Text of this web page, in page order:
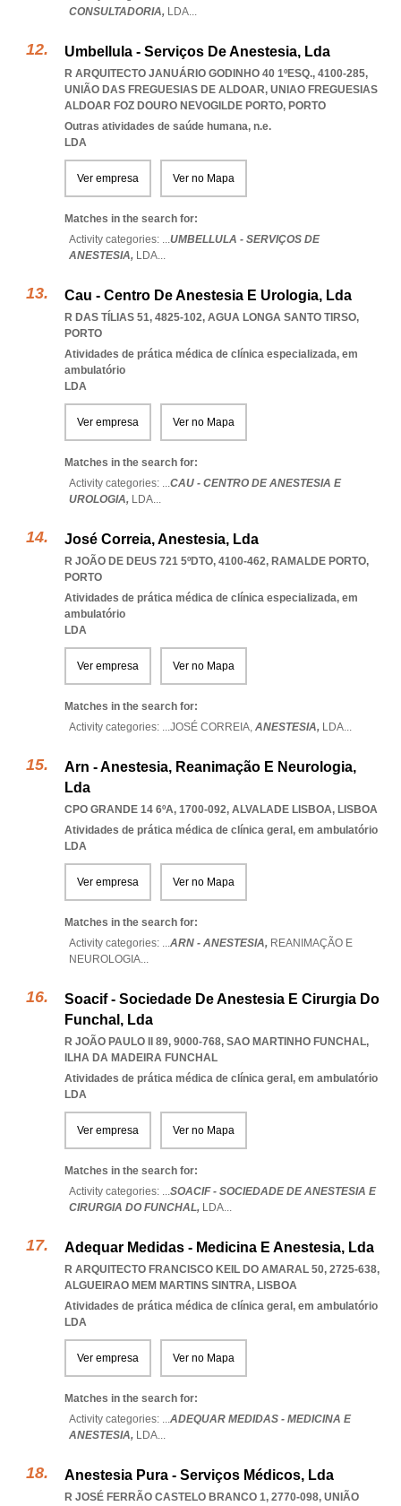
CONSULTADORIA, LDA...
Umbellula - Serviços De Anestesia, Lda
R ARQUITECTO JANUÁRIO GODINHO 40 1ºESQ., 4100-285,
UNIÃO DAS FREGUESIAS DE ALDOAR, UNIAO FREGUESIAS
ALDOAR FOZ DOURO NEVOGILDE PORTO, PORTO
Outras atividades de saúde humana, n.e.
LDA
Ver empresa Ver no Mapa
Matches in the search for:
Activity categories: ...UMBELLULA - SERVIÇOS DE
ANESTESIA, LDA...
Cau - Centro De Anestesia E Urologia, Lda
R DAS TÍLIAS 51, 4825-102, AGUA LONGA SANTO TIRSO,
PORTO
Atividades de prática médica de clínica especializada, em
ambulatório
LDA
Ver empresa Ver no Mapa
Matches in the search for:
Activity categories: ...CAU - CENTRO DE ANESTESIA E
UROLOGIA, LDA...
José Correia, Anestesia, Lda
R JOÃO DE DEUS 721 5ºDTO, 4100-462, RAMALDE PORTO,
PORTO
Atividades de prática médica de clínica especializada, em
ambulatório
LDA
Ver empresa Ver no Mapa
Matches in the search for:
Activity categories: ...JOSÉ CORREIA, ANESTESIA, LDA...
Arn - Anestesia, Reanimação E Neurologia,
Lda
CPO GRANDE 14 6ºA, 1700-092, ALVALADE LISBOA, LISBOA
Atividades de prática médica de clínica geral, em ambulatório
LDA
Ver empresa Ver no Mapa
Matches in the search for:
Activity categories: ...ARN - ANESTESIA, REANIMAÇÃO E
NEUROLOGIA...
Soacif - Sociedade De Anestesia E Cirurgia Do
Funchal, Lda
R JOÃO PAULO II 89, 9000-768, SAO MARTINHO FUNCHAL,
ILHA DA MADEIRA FUNCHAL
Atividades de prática médica de clínica geral, em ambulatório
LDA
Ver empresa Ver no Mapa
Matches in the search for:
Activity categories: ...SOACIF - SOCIEDADE DE ANESTESIA E
CIRURGIA DO FUNCHAL, LDA...
Adequar Medidas - Medicina E Anestesia, Lda
R ARQUITECTO FRANCISCO KEIL DO AMARAL 50, 2725-638,
ALGUEIRAO MEM MARTINS SINTRA, LISBOA
Atividades de prática médica de clínica geral, em ambulatório
LDA
Ver empresa Ver no Mapa
Matches in the search for:
Activity categories: ...ADEQUAR MEDIDAS - MEDICINA E
ANESTESIA, LDA...
Anestesia Pura - Serviços Médicos, Lda
R JOSÉ FERRÃO CASTELO BRANCO 1, 2770-098, UNIÃO